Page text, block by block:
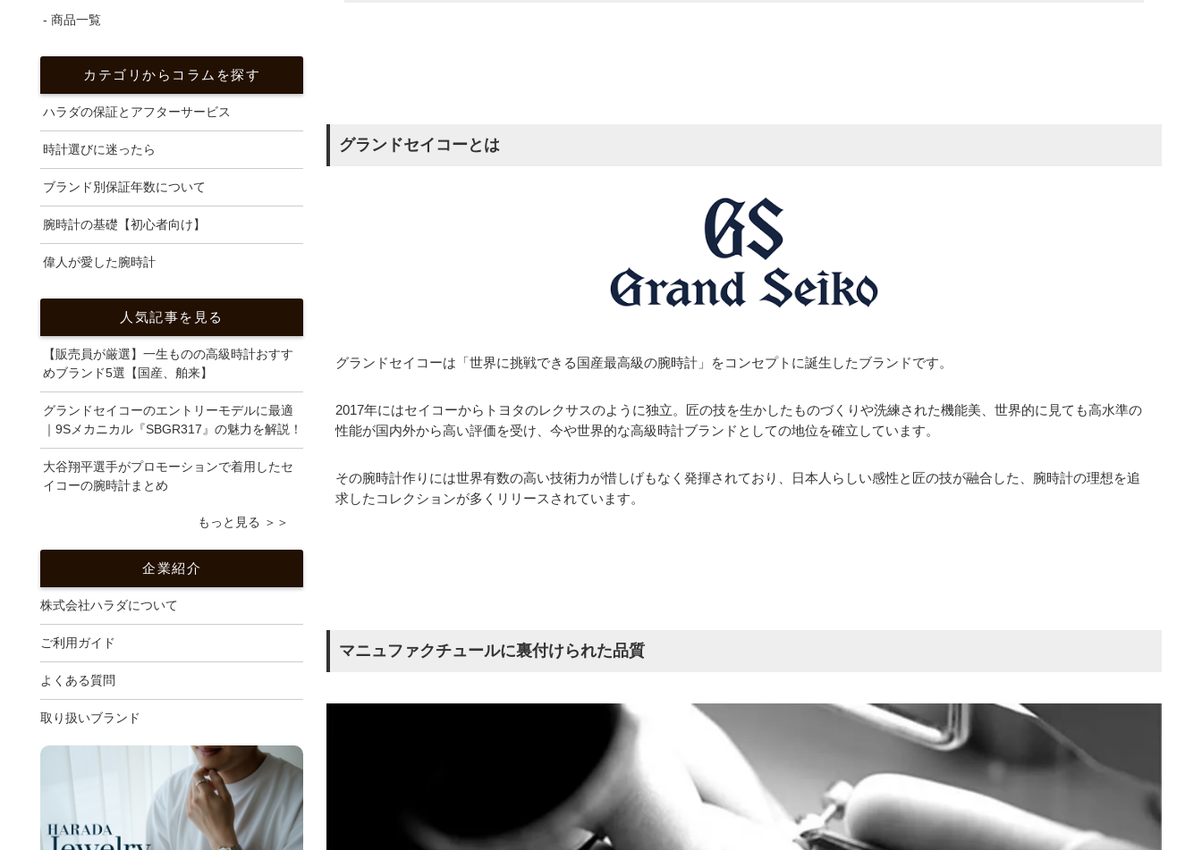
グランドセイコーとは
グランドセイコーは「世界に挑戦できる国産最高級の腕時計」をコンセプトに誕生したブランドです。
2017年にはセイコーからトヨタのレクサスのように独立。匠の技を生かしたものづくりや洗練された機能美、世界的に見ても高水準の
性能が国内外から高い評価を受け、今や世界的な高級時計ブランドとしての地位を確立しています。
その腕時計作りには世界有数の高い技術力が惜しげもなく発揮されており、日本人らしい感性と匠の技が融合した、腕時計の理想を追
求したコレクションが多くリリースされています。
マニュファクチュールに裏付けられた品質
- 商品一覧
カテゴリからコラムを探す
ハラダの保証とアフターサービス
時計選びに迷ったら
ブランド別保証年数について
腕時計の基礎【初心者向け】
偉人が愛した腕時計
人気記事を見る
【販売員が厳選】一生ものの高級時計おすす
めブランド5選【国産、舶来】
グランドセイコーのエントリーモデルに最適
｜9Sメカニカル『SBGR317』の魅力を解説！
大谷翔平選手がプロモーションで着用したセ
イコーの腕時計まとめ
もっと見る ＞＞
企業紹介
株式会社ハラダについて
ご利用ガイド
よくある質問
取り扱いブランド